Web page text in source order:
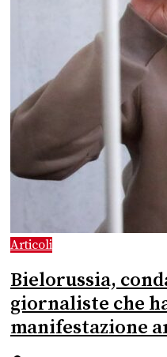
Articoli
Bielorussia,
giornaliste che
manifestazione